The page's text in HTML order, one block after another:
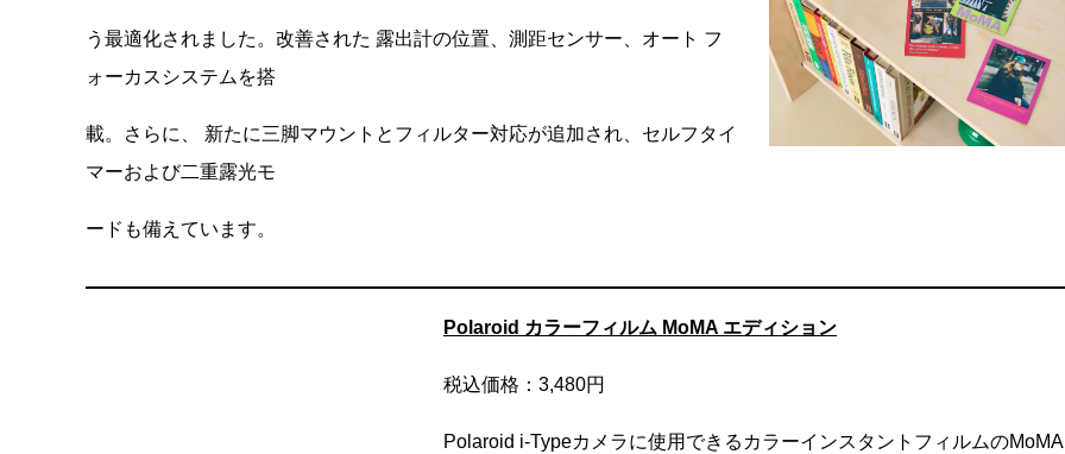
う最適化されました。改善された 露出計の位置、測距センサー、オート フ
ォーカスシステムを搭
載。さらに、 新たに三脚マウントとフィルター対応が追加され、セルフタイ
マーおよび二重露光モ
ードも備えています。
Polaroid カラーフィルム MoMA エディション
税込価格：3,480円
Polaroid i-Typeカメラに使用できるカラーインスタントフィルムの